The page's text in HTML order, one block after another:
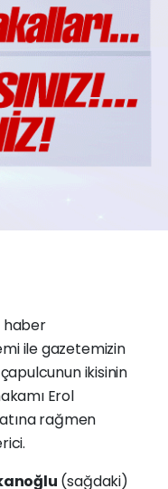
haber
ile gazetemizin
ikisinin
Erol
rağmen
(sağdaki)